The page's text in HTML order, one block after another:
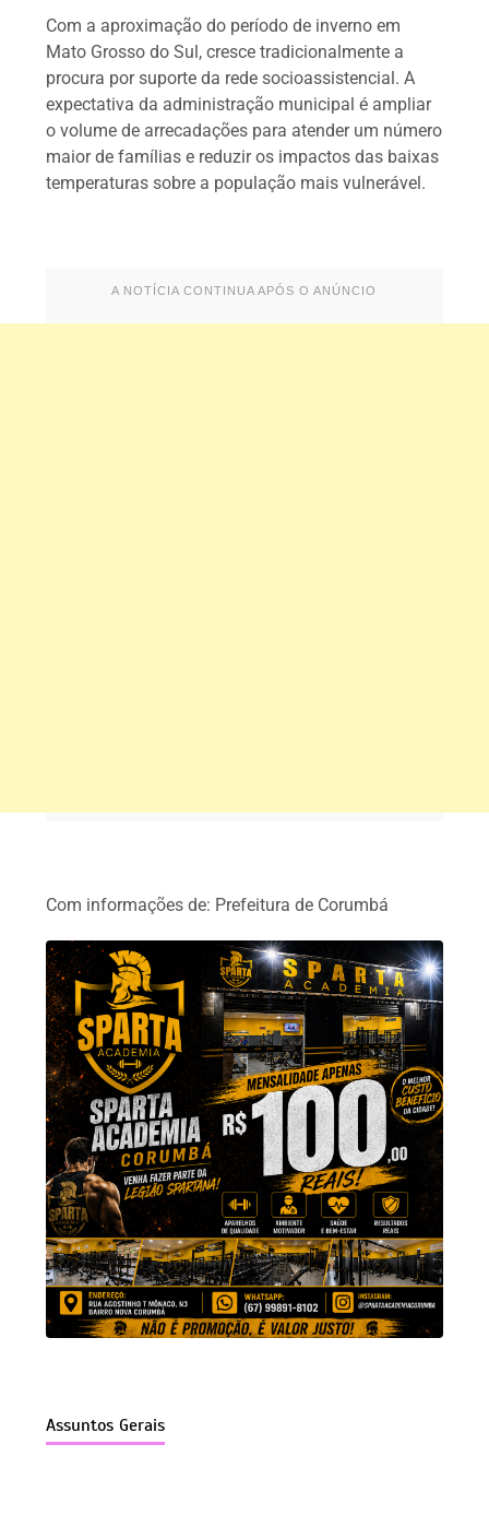
Com a aproximação do período de inverno em
Mato Grosso do Sul, cresce tradicionalmente a
procura por suporte da rede socioassistencial. A
expectativa da administração municipal é ampliar
o volume de arrecadações para atender um número
maior de famílias e reduzir os impactos das baixas
temperaturas sobre a população mais vulnerável.
A NOTÍCIA CONTINUA APÓS O ANÚNCIO
Com informações de: Prefeitura de Corumbá
Assuntos Gerais